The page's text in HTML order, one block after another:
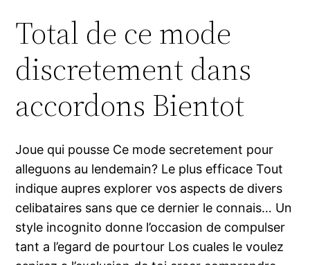
Total de ce mode
discretement dans
accordons Bientot
Joue qui pousse Ce mode secretement pour
alleguons au lendemain? Le plus efficace Tout
indique aupres explorer vos aspects de divers
celibataires sans que ce dernier le connais… Un
style incognito donne l’occasion de compulser
tant a l’egard de pourtour Los cuales le voulez